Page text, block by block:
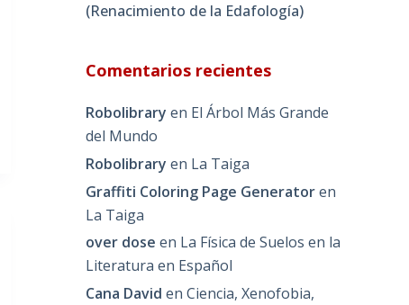
(Renacimiento de la Edafología)
Comentarios recientes
Robolibrary en El Árbol Más Grande
del Mundo
Robolibrary en La Taiga
Graffiti Coloring Page Generatoren
La Taiga
over dose en La Física de Suelos en la
Literatura en Español
Cana David enCiencia, Xenofobia,